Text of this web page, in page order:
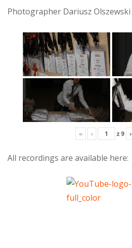
Photographer Dariusz Olszewski
« ‹ z9 ›
All recordings are available here: